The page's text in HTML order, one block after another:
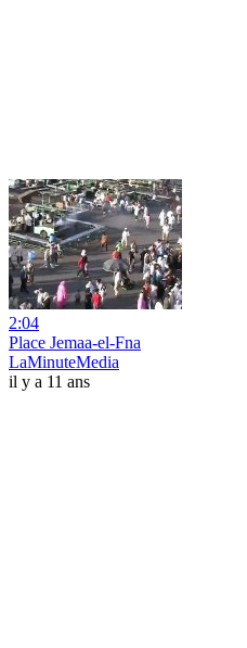
2:04
Place Jemaa-el-Fna
LaMinuteMedia
il y a 11 ans